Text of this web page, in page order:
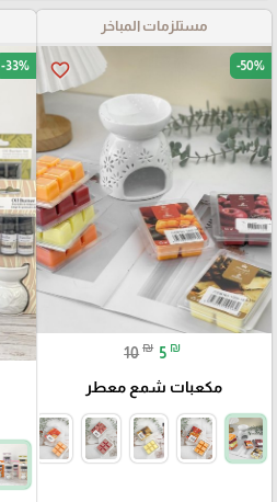
مستلزمات المباخر
favorite_border -50%
10 ₪ 5 ₪
مكعبات شمع معطر
-33%